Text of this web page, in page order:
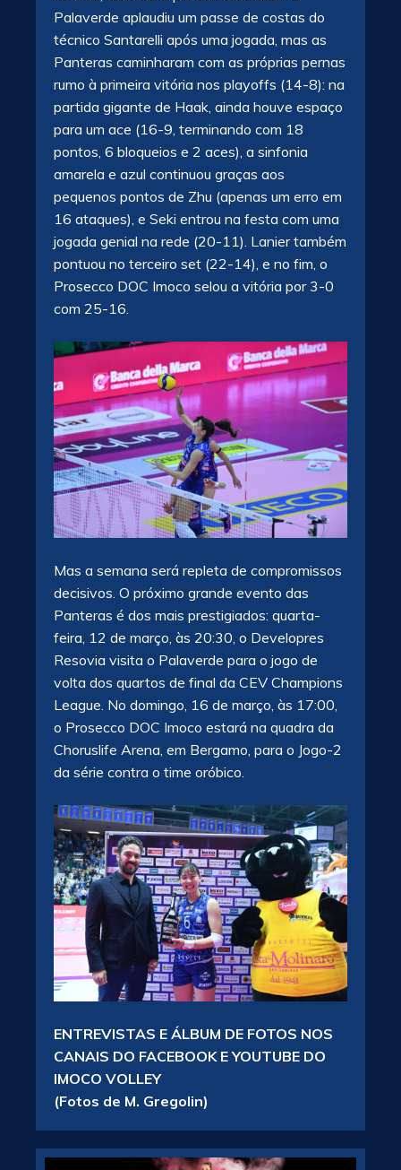
Palaverde aplaudiu um passe de costas do
técnico Santarelli após uma jogada, mas as
Panteras caminharam com as próprias pernas
rumo à primeira vitória nos playoffs (14-8): na
partida gigante de Haak, ainda houve espaço
para um ace (16-9, terminando com 18
pontos, 6 bloqueios e 2 aces), a sinfonia
amarela e azul continuou graças aos
pequenos pontos de Zhu (apenas um erro em
16 ataques), e Seki entrou na festa com uma
jogada genial na rede (20-11). Lanier também
pontuou no terceiro set (22-14), e no fim, o
Prosecco DOC Imoco selou a vitória por 3-0
com 25-16.
Mas a semana será repleta de compromissos
decisivos. O próximo grande evento das
Panteras é dos mais prestigiados: quarta-
feira, 12 de março, às 20:30, o Developres
Resovia visita o Palaverde para o jogo de
volta dos quartos de final da CEV Champions
League. No domingo, 16 de março, às 17:00,
o Prosecco DOC Imoco estará na quadra da
Choruslife Arena, em Bergamo, para o Jogo-2
da série contra o time oróbico.
ENTREVISTAS E ÁLBUM DE FOTOS NOS
CANAIS DO FACEBOOK E YOUTUBE DO
IMOCO VOLLEY
(Fotos de M. Gregolin)